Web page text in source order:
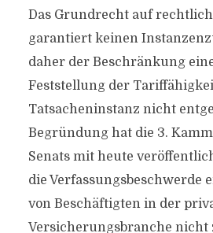
Das Grundrecht auf
garantiert keinen
daher der Beschränkung
Feststellung der
Tatsacheninstanz nicht
Begründung hat die 3.
Senats mit heute
die Verfassungsbeschwerde
von Beschäftigten in der
Versicherungsbranche nicht